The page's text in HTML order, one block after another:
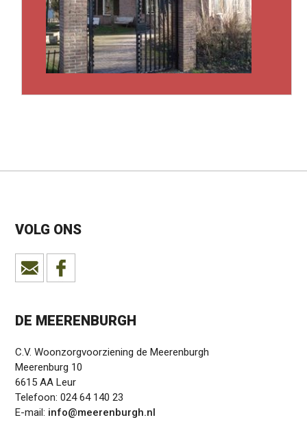
VOLG ONS
DE MEERENBURGH
C.V. Woonzorgvoorziening de Meerenburgh
Meerenburg 10
6615 AA Leur
Telefoon: 024 64 140 23
E-mail: info@meerenburgh.nl